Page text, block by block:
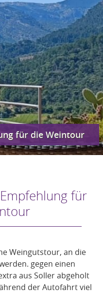
für die Weintour
für
Weingutstour, an die
gegen einen
aus Soller abgeholt
der Autofahrt viel